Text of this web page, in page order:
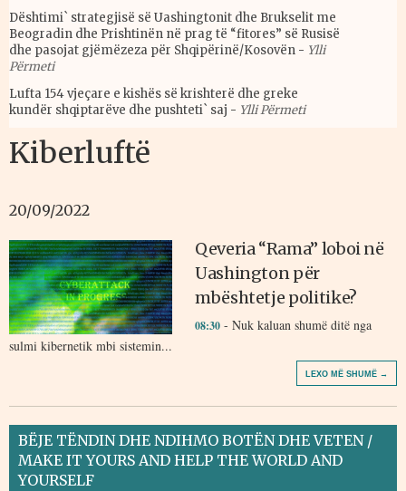
Dështimi` strategjisë së Uashingtonit dhe Brukselit me
Beogradin dhe Prishtinën në prag të “fitores” së Rusisë
dhe pasojat gjëmëzeza për Shqipërinë/Kosovën - Ylli
Përmeti
Lufta 154 vjeçare e kishës së krishterë dhe greke
kundër shqiptarëve dhe pushteti` saj - Ylli Përmeti
Kiberluftë
20/09/2022
Qeveria “Rama” loboi në
Uashington për
mbështetje politike?
08:30 - Nuk kaluan shumë ditë nga
sulmi kibernetik mbi sistemin...
LEXO MË SHUMË →
BËJE TËNDIN DHE NDIHMO BOTËN DHE VETEN /
MAKE IT YOURS AND HELP THE WORLD AND
YOURSELF